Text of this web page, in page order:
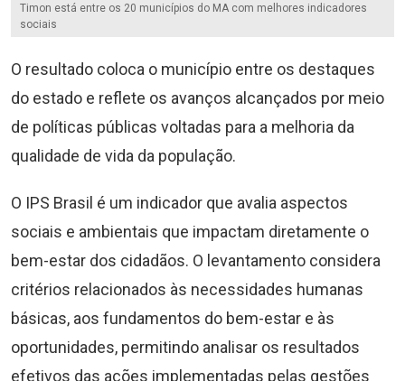
Timon está entre os 20 municípios do MA com melhores indicadores
sociais
O resultado coloca o município entre os destaques
do estado e reflete os avanços alcançados por meio
de políticas públicas voltadas para a melhoria da
qualidade de vida da população.
O IPS Brasil é um indicador que avalia aspectos
sociais e ambientais que impactam diretamente o
bem-estar dos cidadãos. O levantamento considera
critérios relacionados às necessidades humanas
básicas, aos fundamentos do bem-estar e às
oportunidades, permitindo analisar os resultados
efetivos das ações implementadas pelas gestões